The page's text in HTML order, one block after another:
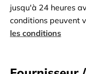
des
merveilles
Mall et le Dubai
couronner
jusqu'à 24 heures
conditions peuvent
les conditions